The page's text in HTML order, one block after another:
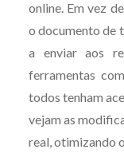
online. Em vez
o documento de
a enviar aos
ferramentas
todos tenham
vejam as
real, otimizando